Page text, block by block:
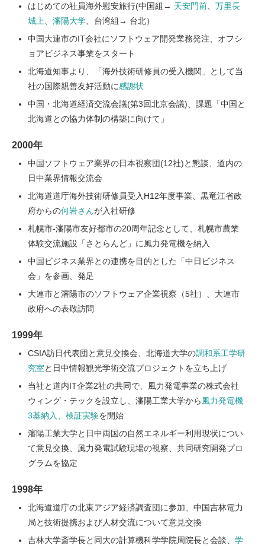
はじめての社員海外慰安旅行(中国組→ 天安門前
万里長
城上
瀋陽大学 、台湾組→ 台北）
中国大連市のIT会社にソフトウェア開発業務発注、オフシ
ョアビジネス事業をスタート
北海道知事より、「海外技術研修員の受入機関」として当
社の国際親善友好活動に感謝状
中国・北海道経済交流会議(第3回北京会議)、課題「中国と
北海道との協力体制の構築に向けて」
2000年
中国ソフトウェア業界の日本視察団(12社)と懇談、道内の
日中業界情報交流会
北海道道庁海外技術研修員受入H12年度事業、黒竜江省政
府からの何岩さんが入社研修
札幌市-瀋陽市友好都市の20周年記念として、札幌市農業
体験交流施設「さとらんど」に風力発電機を納入
中国ビジネス業界との連携を目的とした「中日ビジネス
会」を参画、発足
大連市と瀋陽市のソフトウェア企業視察（5社）、大連市
政府への表敬訪問
1999年
CSIA訪日代表団と意見交換会、北海道大学の調和系工学研
究室と日中情報観光学術交流プロジェクトを立ち上げ
当社と道内IT企業2社の共同で、風力発電事業の株式会社
ウィング・テックを設立し、瀋陽工業大学から 風力発電機
3基納入、検証実験を開始
瀋陽工業大学と日中両国の自然エネルギー利用現状につい
て意見交換、風力発電試験現場の視察、共同研究開発プロ
グラムを協定
1998年
北海道道庁の北東アジア経済調査団に参加、中国吉林電力
局と技術提携および人材交流について意見交換
吉林大学斎学長と同大の計算機科学学院周院長と会談、 学